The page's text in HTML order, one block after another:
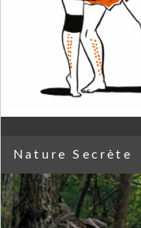
Nature Secrète